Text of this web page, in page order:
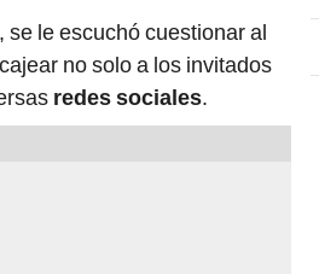
, se le escuchó cuestionar al
no solo a los invitados
redes sociales.